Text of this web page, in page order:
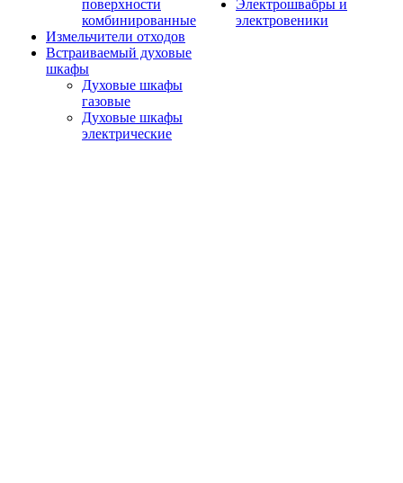
поверхности
комбинированные
Измельчители отходов
Встраиваемый духовые
шкафы
Духовые шкафы
газовые
Духовые шкафы
электрические
Электрошвабры и
электровеники